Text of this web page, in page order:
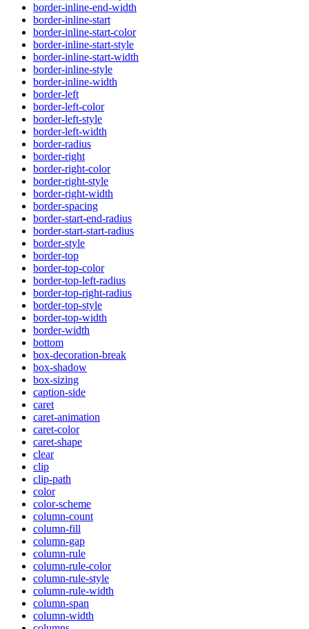
border-inline-end-width
border-inline-start
border-inline-start-color
border-inline-start-style
border-inline-start-width
border-inline-style
border-inline-width
border-left
border-left-color
border-left-style
border-left-width
border-radius
border-right
border-right-color
border-right-style
border-right-width
border-spacing
border-start-end-radius
border-start-start-radius
border-style
border-top
border-top-color
border-top-left-radius
border-top-right-radius
border-top-style
border-top-width
border-width
bottom
box-decoration-break
box-shadow
box-sizing
caption-side
caret
caret-animation
caret-color
caret-shape
clear
clip
clip-path
color
color-scheme
column-count
column-fill
column-gap
column-rule
column-rule-color
column-rule-style
column-rule-width
column-span
column-width